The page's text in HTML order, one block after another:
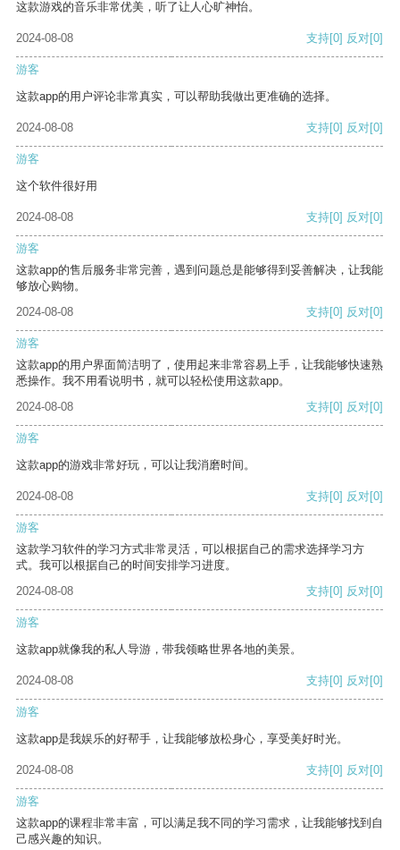
这款游戏的音乐非常优美，听了让人心旷神怡。
2024-08-08 支持[0] 反对[0]
游客
这款app的用户评论非常真实，可以帮助我做出更准确的选择。
2024-08-08 支持[0] 反对[0]
游客
这个软件很好用
2024-08-08 支持[0] 反对[0]
游客
这款app的售后服务非常完善，遇到问题总是能够得到妥善解决，让我能
够放心购物。
2024-08-08
支持[0] 反对[0]
游客
这款app的用户界面简洁明了，使用起来非常容易上手，让我能够快速熟
悉操作。我不用看说明书，就可以轻松使用这款app。
2024-08-08
支持[0] 反对[0]
游客
这款app的游戏非常好玩，可以让我消磨时间。
2024-08-08 支持[0] 反对[0]
游客
这款学习软件的学习方式非常灵活，可以根据自己的需求选择学习方
式。我可以根据自己的时间安排学习进度。
2024-08-08
支持[0] 反对[0]
游客
这款app就像我的私人导游，带我领略世界各地的美景。
2024-08-08 支持[0] 反对[0]
游客
这款app是我娱乐的好帮手，让我能够放松身心，享受美好时光。
2024-08-08 支持[0] 反对[0]
游客
这款app的课程非常丰富，可以满足我不同的学习需求，让我能够找到自
己感兴趣的知识。